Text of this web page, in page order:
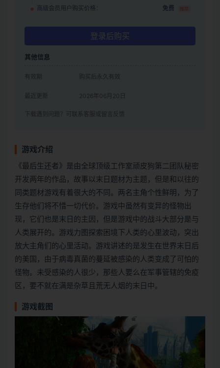
高级会员用户购买价格： 免费 推荐
登录后购买
其他信息
有效期 购买后永久有效
最近更新 2026年06月20日
下载遇到问题？可联系客服或留言反馈
游戏介绍
《最后生还者》是由全球顶级工作室顽皮狗第二团队秘密
开发两年的作品，故事以末日题材为主题，但是和以往的
同类题材游戏有着很大的不同。两名主角个性鲜明，为了
生存他们将不惜一切代价。游戏中虽然有变异的怪物出
现，它们也是末日的主因，但是游戏中的战斗大部分是与
人类展开的。游戏力图探索困境下人类的心里波动，突出
放大主角们的心里活动。游戏讲述的是发生在世界末日后
的美国，由于病毒真菌的蔓延被感染的人类变成了可怕的
怪物。未受感染的人很少，那些人要么在军事管辖的免疫
区，要不就在满是杂草且荒无人烟的末日中。
游戏截图